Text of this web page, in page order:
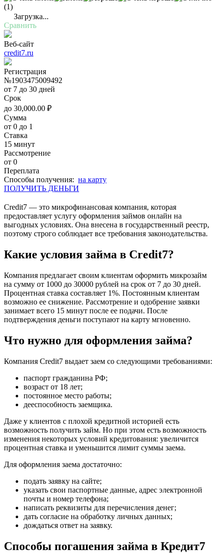
(1)
Загрузка...
Сравнить
Веб-сайт
credit7.ru
Регистрация
№1903475009492
от 7 до 30 дней
Срок
до 30,000.00 ₽
Сумма
от 0 до 1
Ставка
15 минут
Рассмотрение
от 0
Переплата
Cпособы получения: на карту
ПОЛУЧИТЬ ДЕНЬГИ
Credit7 — это микрофинансовая компания, которая
предоставляет услугу оформления займов онлайн на
выгодных условиях. Она внесена в государственный реестр,
поэтому строго соблюдает все требования законодательства.
Какие условия займа в Credit7?
Компания предлагает своим клиентам оформить микрозайм
на сумму от 1000 до 30000 рублей на срок от 7 до 30 дней.
Процентная ставка составляет 1%. Постоянным клиентам
возможно ее снижение. Рассмотрение и одобрение заявки
занимает всего 15 минут после ее подачи. После
подтверждения деньги поступают на карту мгновенно.
Что нужно для оформления займа?
Компания Credit7 выдает заем со следующими требованиями:
паспорт гражданина РФ;
возраст от 18 лет;
постоянное место работы;
дееспособность заемщика.
Даже у клиентов с плохой кредитной историей есть
возможность получить займ. Но при этом есть возможность
изменения некоторых условий кредитования: увеличится
процентная ставка и уменьшится лимит суммы заема.
Для оформления заема достаточно:
подать заявку на сайте;
указать свои паспортные данные, адрес электронной
почты и номер телефона;
написать реквизиты для перечисления денег;
дать согласие на обработку личных данных;
дождаться ответ на заявку.
Способы погашения займа в Кредит7